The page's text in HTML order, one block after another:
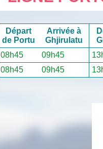
Départ
de Portu
Arrivée à
Ghjirulatu
08h45 09h45
08h45 09h45